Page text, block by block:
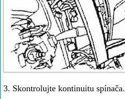
3. Skontrolujte kontinuitu spínača.